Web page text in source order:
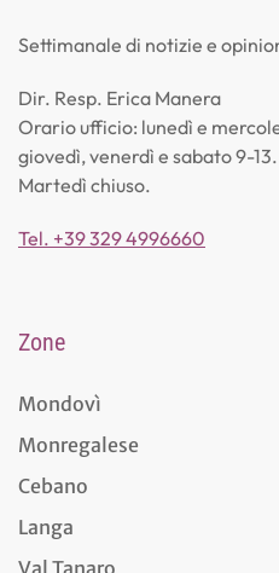
Settimanale di notizie e
Dir. Resp. Erica Manera
Orario ufficio: lunedì e
giovedì, venerdì e sabato 9-13.
Martedì chiuso.
Tel. +39 329 4996660
Zone
Mondovì
Monregalese
Cebano
Langa